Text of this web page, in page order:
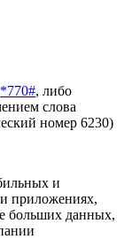
*770#, либо
слова
номер 6230)
и
приложениях,
больших данных,